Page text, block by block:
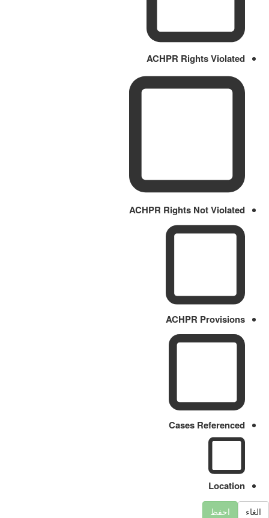
ACHPR Rights Violated
ACHPR Rights Not Violated
ACHPR Provisions
Cases Referenced
Location
الغاء احفظ